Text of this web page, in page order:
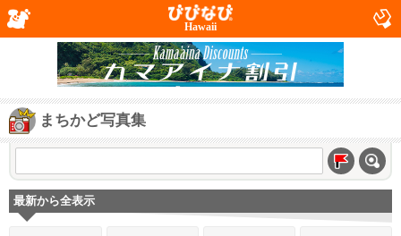
Hawaii
まちかど写真集
最新から全表示